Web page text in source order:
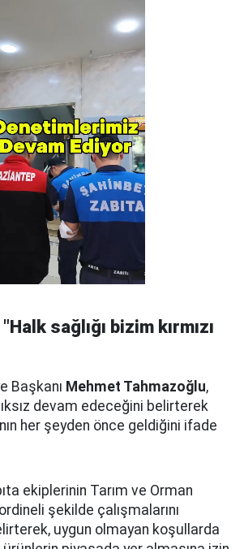
sağlığı bizim kırmızı
Başkanı Mehmet Tahmazoğlu,
devam edeceğini belirterek
her şeyden önce geldiğini ifade
ekiplerinin Tarım ve Orman
şekilde çalışmalarını
uygun olmayan koşullarda